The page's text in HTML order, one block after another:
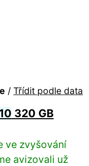
/Třídit podle data
320 GB
ve zvyšování
avizovali už